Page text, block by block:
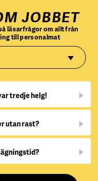
JOBBET
läsarfrågor om allt från
till personalmat
tredje helg!
utan rast?